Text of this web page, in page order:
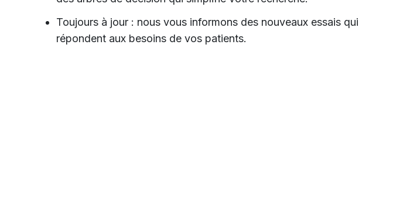
Toujours à jour : nous vous informons des nouveaux essais qui
répondent aux besoins de vos patients.